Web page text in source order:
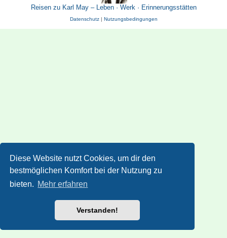
Diese Website nutzt Cookies, um dir den
bestmöglichen Komfort bei der Nutzung zu
bieten. Mehr erfahren
Verstanden!
Reisen zu Karl May – Leben · Werk · Erinnerungsstätten
Datenschutz| Nutzungsbedingungen